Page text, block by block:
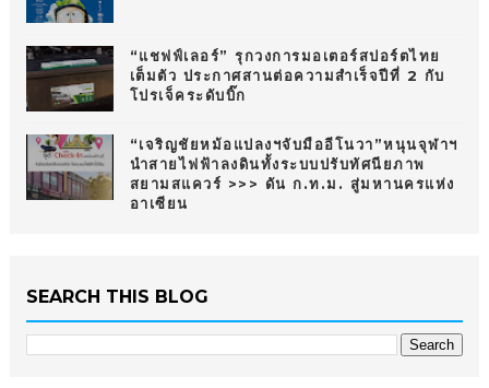
“แชฟฟ์เลอร์” รุกวงการมอเตอร์สปอร์ตไทย
เต็มตัว ประกาศสานต่อความสำเร็จปีที่ 2 กับ
โปรเจ็คระดับบิ๊ก
“เจริญชัยหม้อแปลงฯจับมืออีโนวา”หนุนจุฬาฯ
นำสายไฟฟ้าลงดินทั้งระบบปรับทัศนียภาพ
สยามสแควร์ >>> ดัน ก.ท.ม. สู่มหานครแห่ง
อาเซียน
SEARCH THIS BLOG